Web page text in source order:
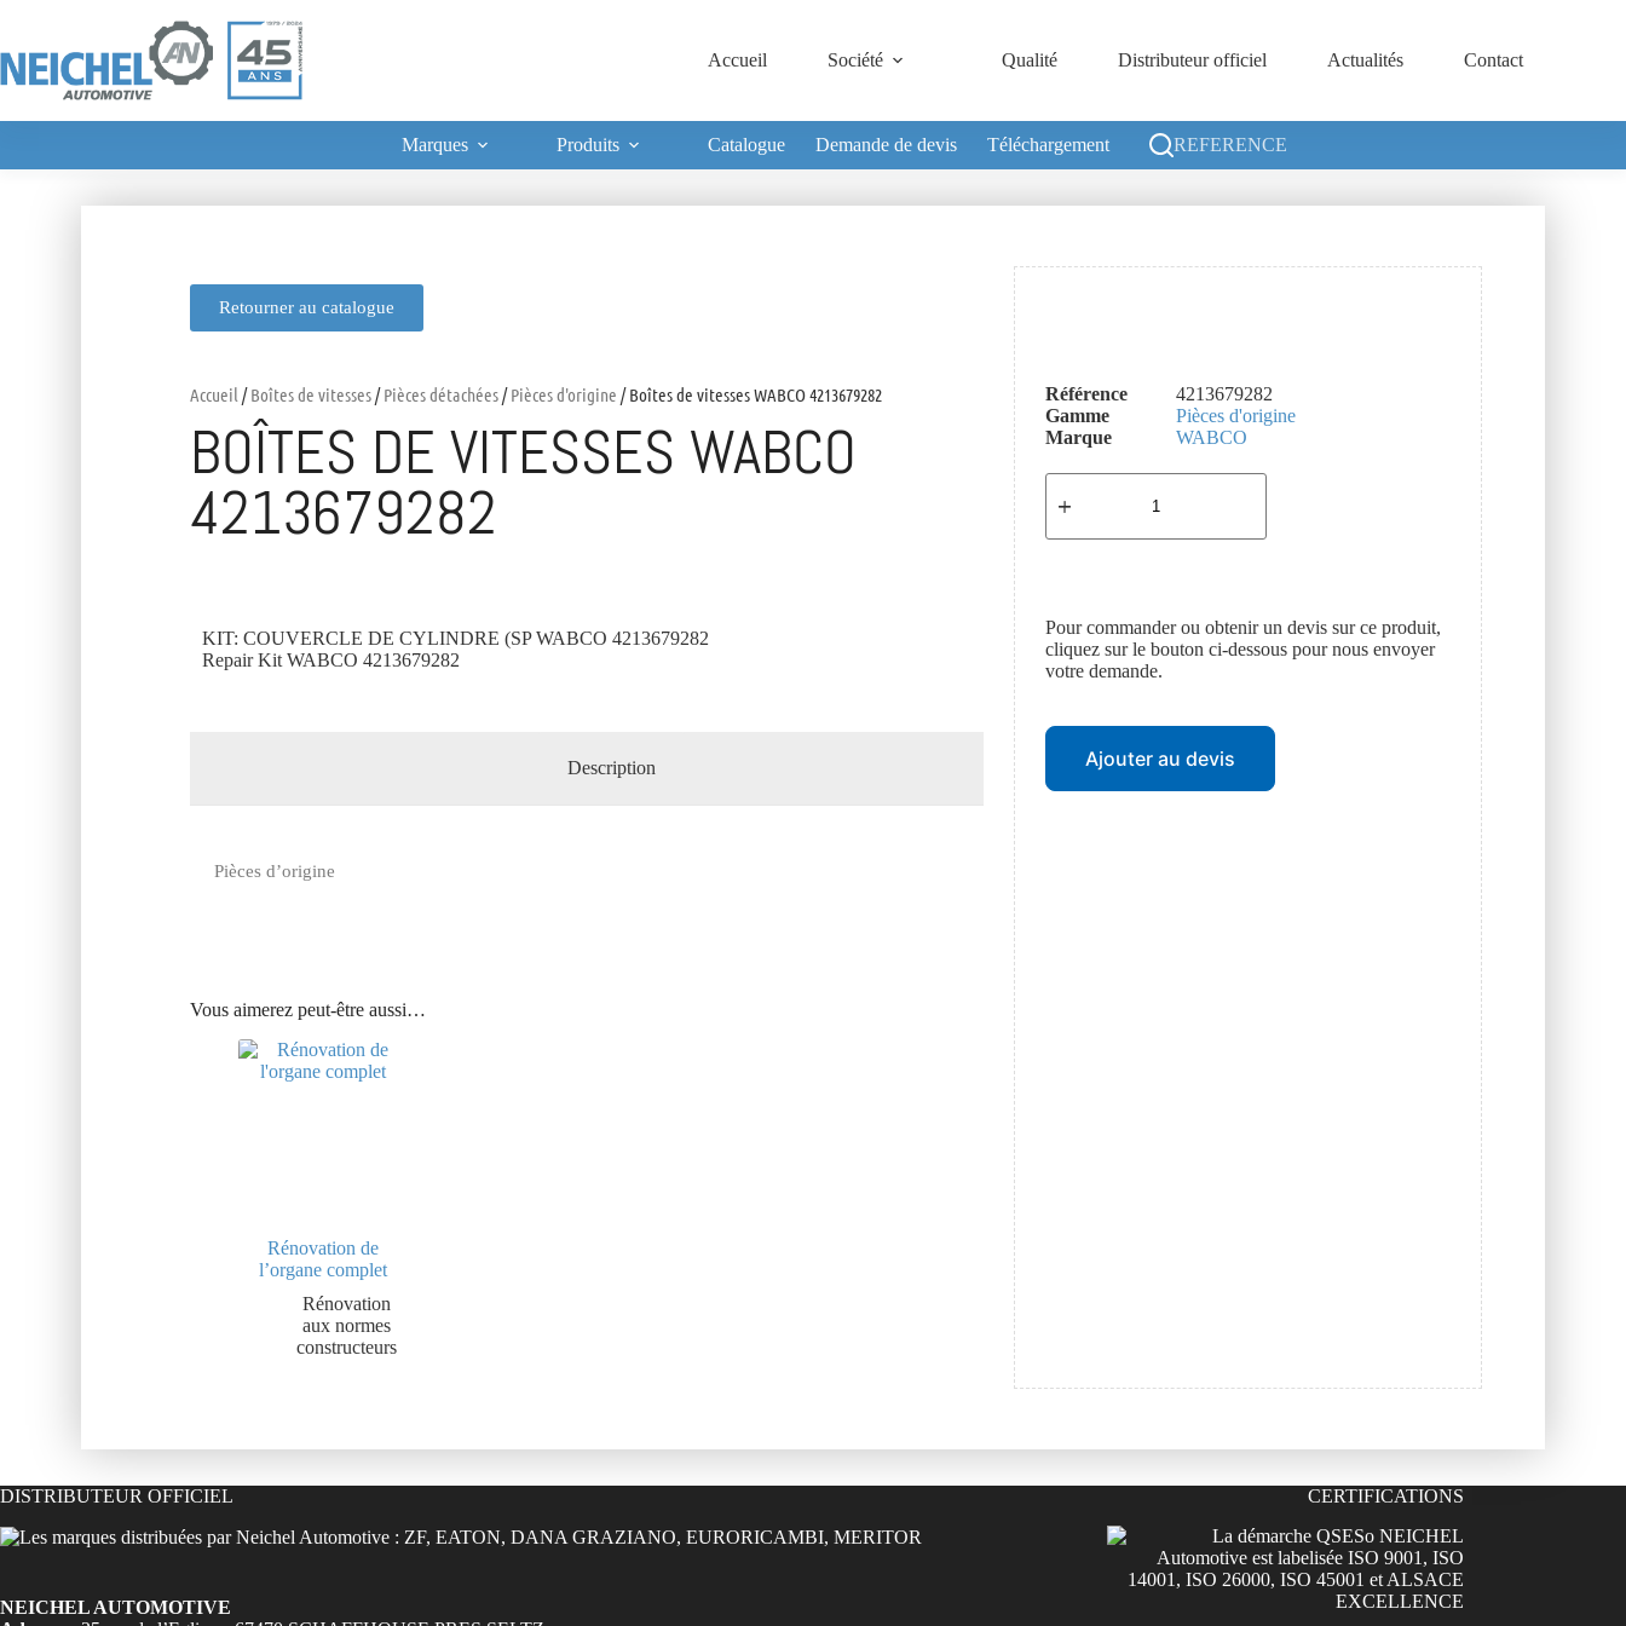
Accueil Société Qualité Distributeur officiel Actualités Contact
Marques Produits Catalogue Demande de devis Téléchargement REFERENCE
Retourner au catalogue
Accueil /Boîtes de vitesses/Pièces détachées/Pièces d'origine / Boîtes de vitesses WABCO 4213679282
BOÎTES DE VITESSES WABCO
4213679282
KIT: COUVERCLE DE CYLINDRE (SP WABCO 4213679282
Repair Kit WABCO 4213679282
Description
Pièces d’origine
Vous aimerez peut-être aussi…
Rénovation de
l’organe complet
Rénovation
aux normes
constructeurs
Référence
4213679282
Gamme
Pièces d'origine
Marque
WABCO
Pour commander ou obtenir un devis sur ce produit,
cliquez sur le bouton ci-dessous pour nous envoyer
votre demande.
Ajouter au devis
DISTRIBUTEUR OFFICIEL
NEICHEL AUTOMOTIVE
CERTIFICATIONS